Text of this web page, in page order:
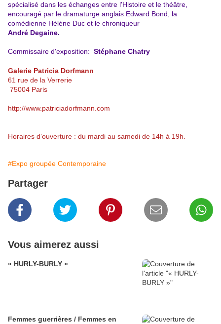
spécialisé dans les échanges entre l'Histoire et le théâtre,
encouragé par le dramaturge anglais Edward Bond, la
comédienne Hélène Duc et le chroniqueur
André Degaine.
Commissaire d'exposition: Stéphane Chatry
Galerie Patricia Dorfmann
61 rue de la Verrerie
75004 Paris
http://www.patriciadorfmann.com
Horaires d’ouverture : du mardi au samedi de 14h à 19h.
#Expo groupée Contemporaine
Partager
Vous aimerez aussi
« HURLY-BURLY »
Femmes guerrières / Femmes en